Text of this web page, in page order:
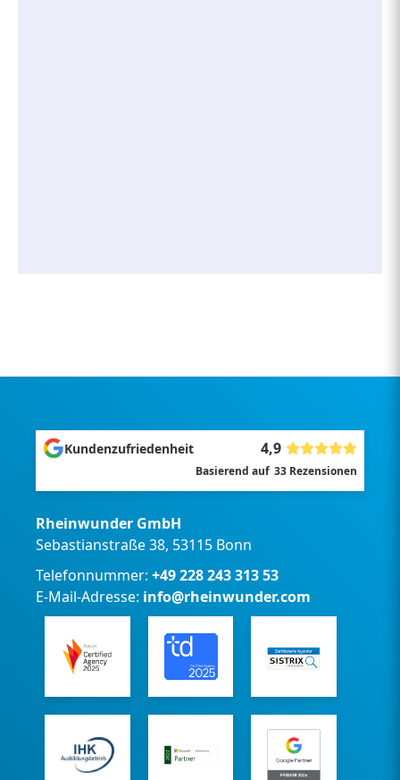
Kundenzufriedenheit 4,9
Basierend auf 33 Rezensionen
Rheinwunder GmbH
Sebastianstraße 38, 53115 Bonn
Telefonnummer: +49 228 243 313 53
E-Mail-Adresse: info@rheinwunder.com